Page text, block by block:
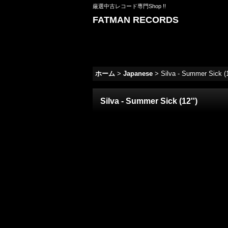
厳選中古レコード専門Shop !!
FATMAN RECORDS
ホーム > Japanese > Silva - Summer Sick
Silva - Summer Sick (12'')